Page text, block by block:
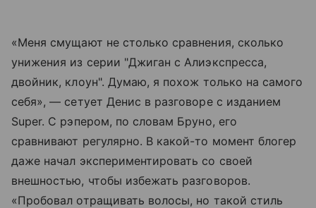
«Меня смущают не столько сравнения, сколько
унижения из серии "Джиган с Алиэкспресса,
двойник, клоун". Думаю, я похож только на самого
себя», — сетует Денис в разговоре с изданием
Super. С рэпером, по словам Бруно, его
сравнивают регулярно. В какой-то момент блогер
даже начал экспериментировать со своей
внешностью, чтобы избежать разговоров.
«Пробовал отращивать волосы, но такой стиль